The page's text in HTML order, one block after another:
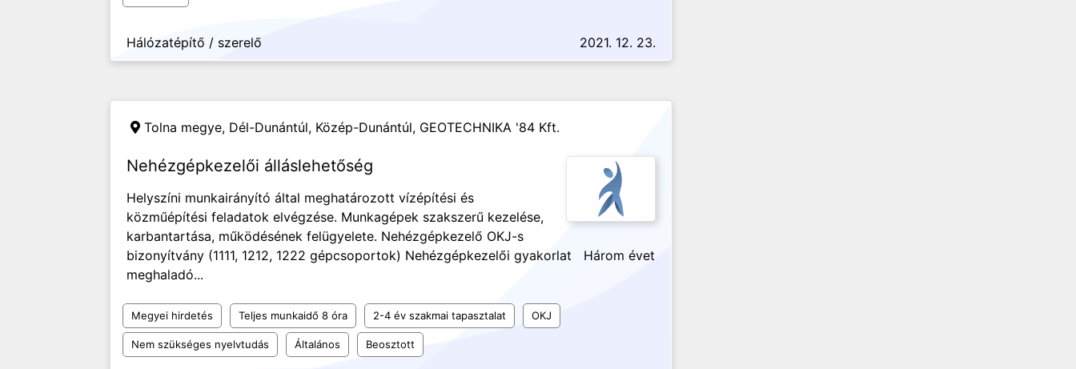
Hálózatépítő / szerelő 2021. 12. 23.
Tolna megye, Dél-Dunántúl, Közép-Dunántúl, GEOTECHNIKA '84 Kft.
Nehézgépkezelői álláslehetőség
Helyszíni munkairányító által meghatározott vízépítési és
közműépítési feladatok elvégzése. Munkagépek szakszerű kezelése,
karbantartása, működésének felügyelete. Nehézgépkezelő OKJ-s
bizonyítvány (1111, 1212, 1222 gépcsoportok) Nehézgépkezelői gyakorlat Három évet
meghaladó...
Megyei hirdetés Teljes munkaidő 8 óra 2-4 év szakmai tapasztalat OKJ
Nem szükséges nyelvtudás Általános Beosztott